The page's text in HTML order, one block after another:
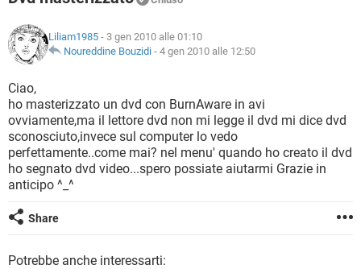
TIKTOK
HARDWARE
INSTAGRAM WHATSAPP
TIKTOK
HARDWARE
INTRATTENIMENTO
iOS WINDOWS 10
INSTAGRAM
TIKTOK FACEBOOK
HARDWARE
COVID-19 GAMING
INTRATTENIMENTO
iOS
INSTAGRAM WHATSAPP
TIKTOK FACEBOOK
HARDWARE
GLOSSARIO
COVID-19
INTRATTENIMENTO ANDROID
iOS WINDOWS 10
INSTAGRAM WHATSAPP
TIKTOK
HARDWARE
Liliam1985 - 3 gen 2010 alle 01:10
Noureddine Bouzidi - 4 gen 2010 alle 12:50
Ciao,
ho masterizzato un dvd con BurnAware in avi
ovviamente,ma il lettore dvd non mi legge il dvd mi dice dvd
sconosciuto,invece sul computer lo vedo
perfettamente..come mai? nel menu' quando ho creato il dvd
ho segnato dvd video...spero possiate aiutarmi Grazie in
anticipo ^_^
Share
Potrebbe anche interessarti: